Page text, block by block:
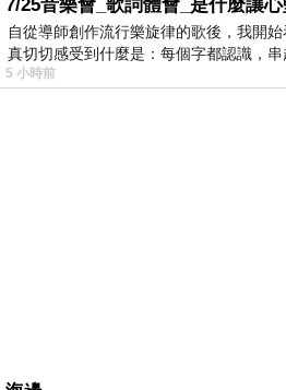
7/25音樂會_歌詞體會_是什麼讓
自從導師創作流行樂旋律的歌後，我開
真切切感受到什麼是：每個字都認識，
5 小時前